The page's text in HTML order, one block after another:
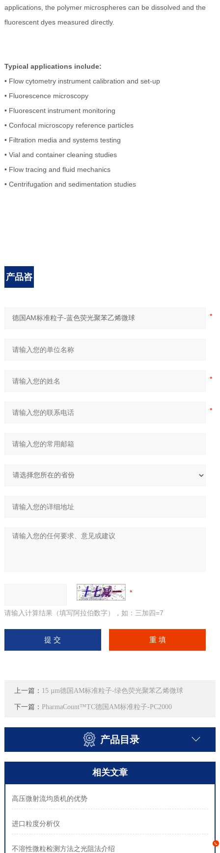
applications, the polymer microspheres can be dissolved and the
fluorescent dyes measured directly.
Typical applications include:
• Flow cytometry instrument calibration and set-up
• Fluorescence microscopy
• Fluorescent instrument monitoring
• Confocal microscopy reference particles
• Filtration media and systems testing
• Vial and container cleaning studies
• Flow tracing and fluid mechanics
• Centrifugation and sedimentation studies
产品咨
请输入计算结果（填写阿拉伯数字），如：三加四=7
上一篇： 15 µm德国AM标准粒子-绿色荧光聚苯乙烯微球
下一篇： PharmaCount™TC德国AM标准粒子-PC2000
产品目录
相关文章
高压微射流均质机的优势
进口粒度分析仪
不溶性微粒检测方法之光阻法介绍